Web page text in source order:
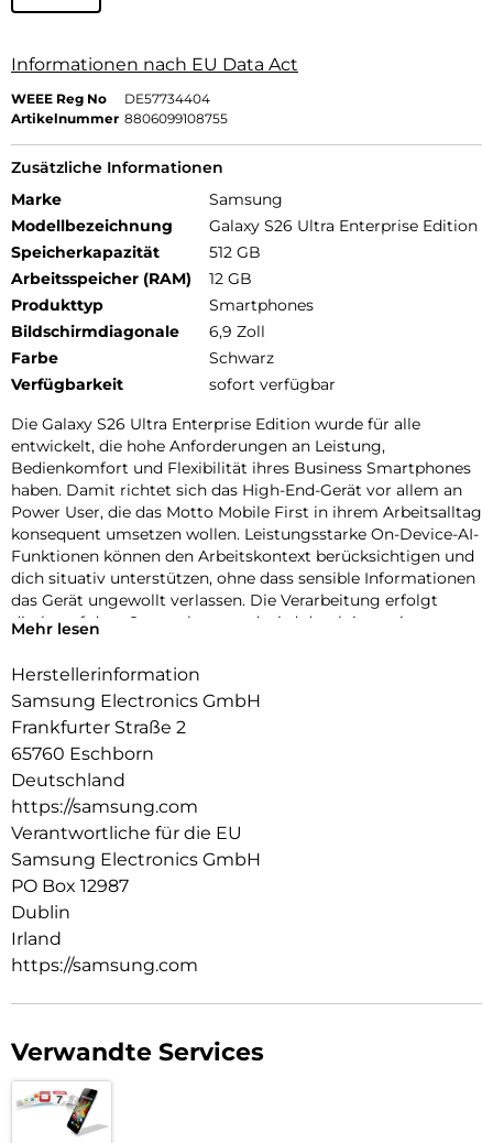
Informationen nach EU Data Act
WEEE Reg No
DE57734404
Artikelnummer 8806099108755
Zusätzliche Informationen
Marke
Samsung
Modellbezeichnung
Galaxy S26 Ultra Enterprise Edition
Speicherkapazität
512 GB
Arbeitsspeicher (RAM)
12 GB
Produkttyp
Smartphones
Bildschirmdiagonale
6,9 Zoll
Farbe
Schwarz
Verfügbarkeit
sofort verfügbar
Die Galaxy S26 Ultra Enterprise Edition wurde für alle
entwickelt, die hohe Anforderungen an Leistung,
Bedienkomfort und Flexibilität ihres Business Smartphones
haben. Damit richtet sich das High-End-Gerät vor allem an
Power User, die das Motto Mobile First in ihrem Arbeitsalltag
konsequent umsetzen wollen. Leistungsstarke On-Device-AI-
Funktionen können den Arbeitskontext berücksichtigen und
dich situativ unterstützen, ohne dass sensible Informationen
das Gerät ungewollt verlassen. Die Verarbeitung erfolgt
direkt auf dem Smartphone und wird durch integrierte
Kontrolle über deine geschäftlichen Daten behältst.
Das klare, helle Display bietet dir auch bei wechselnden
Lichtverhältnissen eine hervorragende Übersicht und wird
durch die S-Pen-Unterstützung zur präzisen Arbeitsfläche.
Notizen, Skizzen und Korrekturen lassen sich so auch
unterwegs effizient umsetzen. Das Privacy Display kann
deine Inhalte zudem vor neugierigen Blicken schützen und
dir auch in öffentlichen Umgebungen einen diskreten Zugriff
auf vertrauliche Informationen ermöglichen.
Das hochentwickelte Kamerasystem eignet sich nicht nur
für Dokumentationen und Scans, sondern auch für
hochwertige Foto- und Videoaufnahmen – ideal für Content
Creation und visuelle Kommunikation auf professionellem
Geräteverwaltung, regelmäßigen Updates und planbarer
Sicherheit über mehrere Jahre. Damit lässt sich das Galaxy
S26 Ultra Enterprise Edition flexibel in unterschiedliche
Einsatzszenarien integrieren – vom individuellen Arbeitsplatz
bis hin zur professionell gemanagten Geräteflotte.
Mehr lesen
Herstellerinformation
Samsung Electronics GmbH
Frankfurter Straße 2
65760 Eschborn
Deutschland
https://samsung.com
Verantwortliche für die EU
Samsung Electronics GmbH
PO Box 12987
Dublin
Irland
https://samsung.com
Verwandte Services